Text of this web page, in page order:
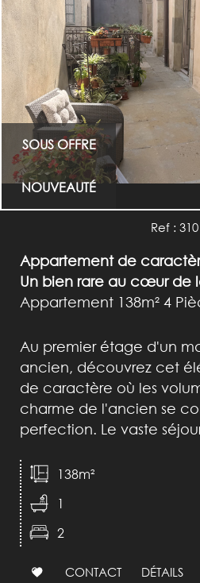
SOUS OFFRE
NOUVEAUTÉ
Ref :
Appartement de
Un bien rare au cœur de
Appartement 138m² 4
Au premier étage d'un
ancien, découvrez cet
de caractère où les
charme de l'ancien se
perfection. Le vaste
138m²
1
2
CONTACT DÉTAILS